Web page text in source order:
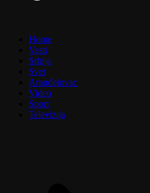
Home
Vesti
Srbija
Svet
Aranđelovac
Video
Sport
Televizija